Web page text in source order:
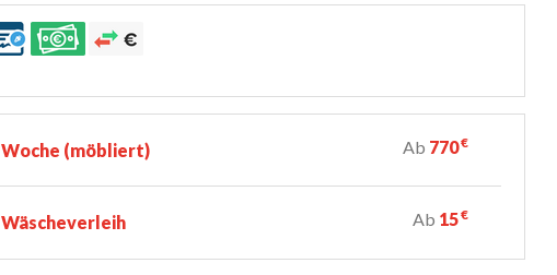
Woche (möbliert) Ab 770€
Wäscheverleih Ab 15€